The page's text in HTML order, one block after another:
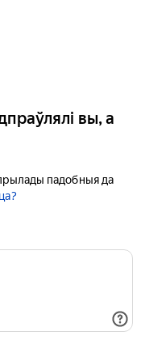
вы, а
падобныя да